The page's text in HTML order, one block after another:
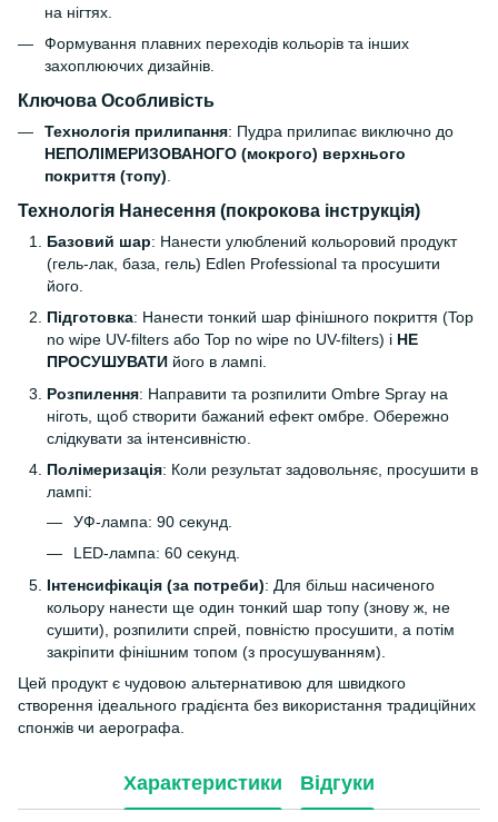
на нігтях.
Формування плавних переходів кольорів та інших
захоплюючих дизайнів.
Ключова Особливість
Технологія прилипання: Пудра прилипає виключно до
НЕПОЛІМЕРИЗОВАНОГО (мокрого) верхнього
покриття (топу)
Технологія Нанесення (покрокова інструкція)
Базовий шар: Нанести улюблений кольоровий продукт
(гель-лак, база, гель) Edlen Professional та просушити
його.
Підготовка: Нанести тонкий шар фінішного покриття (Top
no wipe UV-filters або Top no wipe no UV-filters) і НЕ
ПРОСУШУВАТИ його в лампі.
Розпилення: Направити та розпилити Ombre Spray на
ніготь, щоб створити бажаний ефект омбре. Обережно
слідкувати за інтенсивністю.
Полімеризація: Коли результат задовольняє, просушити в
лампі:
УФ-лампа: 90 секунд.
LED-лампа: 60 секунд.
Інтенсифікація (за потреби): Для більш насиченого
кольору нанести ще один тонкий шар топу (знову ж, не
сушити), розпилити спрей, повністю просушити, а потім
закріпити фінішним топом (з просушуванням).
Цей продукт є чудовою альтернативою для швидкого
створення ідеального градієнта без використання традиційних
спонжів чи аерографа.
Характеристики Відгуки